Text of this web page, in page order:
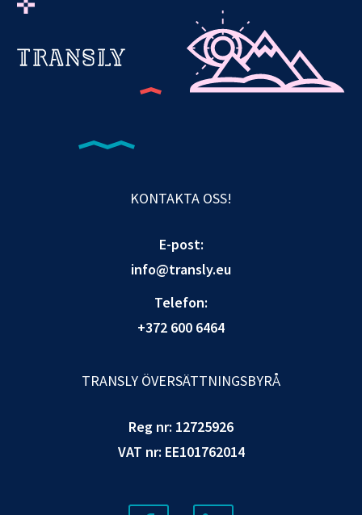
KONTAKTA OSS!
E-post:
info@transly.eu
Telefon:
+372 600 6464
TRANSLY ÖVERSÄTTNINGSBYRÅ
Reg nr: 12725926
VAT nr: EE101762014